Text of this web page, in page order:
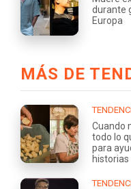
durante
Europa
MÁS DE
Cuando
todo lo
para
historias